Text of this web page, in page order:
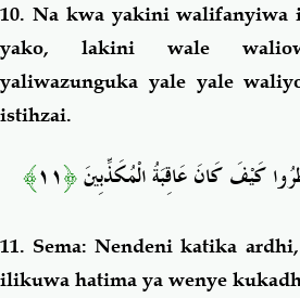
10. Na kwa yakini
yako, lakini wale
yaliwazunguka yale yale
istihzai.
كَيْفَ كَانَ عَاقِبَةُ الْمُكَذِّبِينَ﴿١١﴾
11. Sema: Nendeni katika
ilikuwa hatima ya wenye